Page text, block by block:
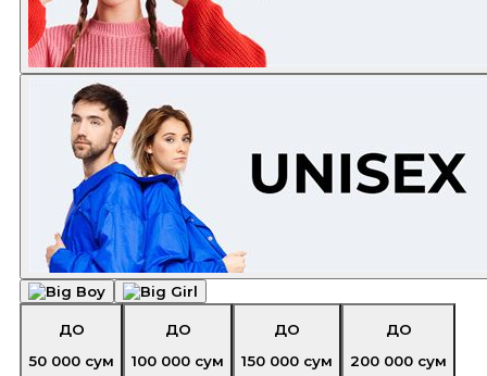
ДО
50 000 сум
ДО
100 000 сум
ДО
150 000 сум
ДО
200 000 сум